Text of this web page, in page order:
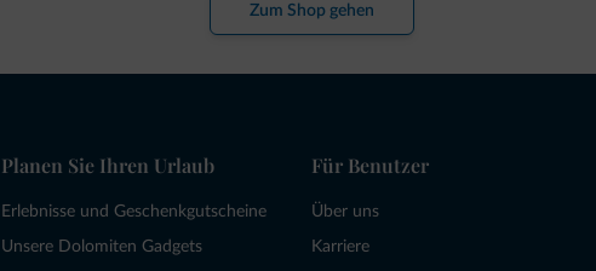
Zum Shop gehen
Planen Sie Ihren Urlaub
Erlebnisse und Geschenkgutscheine
Unsere Dolomiten Gadgets
Für Benutzer
Über uns
Karriere